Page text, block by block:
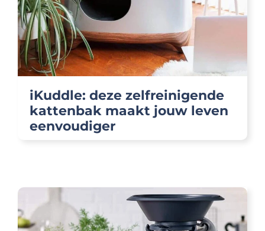
iKuddle: deze zelfreinigende
kattenbak maakt jouw leven
eenvoudiger